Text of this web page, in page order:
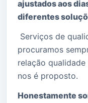
ajustados aos
diferentes
Serviços de
procuramos
relação
nos é proposto.
Honestamente